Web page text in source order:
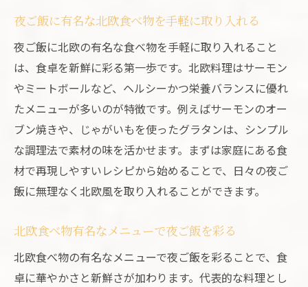
夜ご飯に有名な北欧食べ物を手軽に取り入れる
夜ご飯に北欧の有名な食べ物を手軽に取り入れること
は、食卓を新鮮に彩る第一歩です。北欧料理はサーモン
やミートボールなど、ヘルシーかつ栄養バランスに優れ
たメニューが多いのが特徴です。例えばサーモンのオー
ブン焼きや、じゃがいもを使ったグラタンは、シンプル
な調理法で素材の味を活かせます。まずは家庭にある食
材で再現しやすいレシピから始めることで、日々の夜ご
飯に無理なく北欧風を取り入れることができます。
北欧食べ物有名なメニューで夜ご飯を彩る
北欧食べ物の有名なメニューで夜ご飯を彩ることで、食
卓に華やかさと新鮮さが加わります。代表的な料理とし